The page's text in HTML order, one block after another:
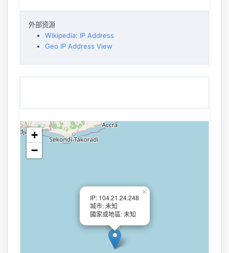
外部资源
Wikipedia: IP Address
Geo IP Address View
IP: 104.21.24.248
城市: 未知
國家或地區: 未知
×
+
−